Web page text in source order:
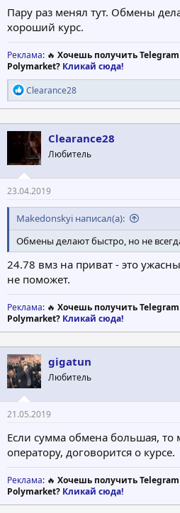
Пару раз менял тут. Обмены
хороший курс.
Реклама: 🔥 Хочешь получить
Polymarket? Кликай сюда!
Р
е
а
к
ц
и
и
:
Clearance28
Clearance28
Любитель
23.04.2019
Makedonskyi написал(а):
Обмены делают быстро, но не
24.78 вмз на приват - это
не поможет.
Реклама: 🔥 Хочешь получить
Polymarket? Кликай сюда!
gigatun
Любитель
21.05.2019
Если сумма обмена большая, то
оператору, договорится о курсе.
Реклама: 🔥 Хочешь получить
Polymarket? Кликай сюда!